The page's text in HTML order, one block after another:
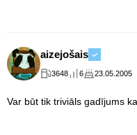
aizejošais
3648 6 23.05.2005
Var būt tik triviāls gadījums